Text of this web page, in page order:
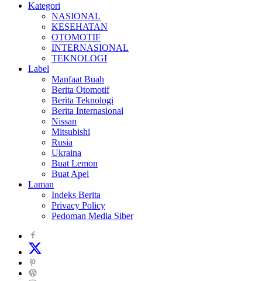
Kategori
NASIONAL
KESEHATAN
OTOMOTIF
INTERNASIONAL
TEKNOLOGI
Label
Manfaat Buah
Berita Otomotif
Berita Teknologi
Berita Internasional
Nissan
Mitsubishi
Rusia
Ukraina
Buat Lemon
Buat Apel
Laman
Indeks Berita
Privacy Policy
Pedoman Media Siber